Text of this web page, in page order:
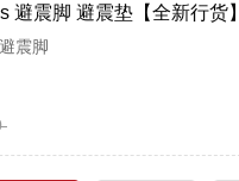
避震脚 避震垫【全新行货】
震脚